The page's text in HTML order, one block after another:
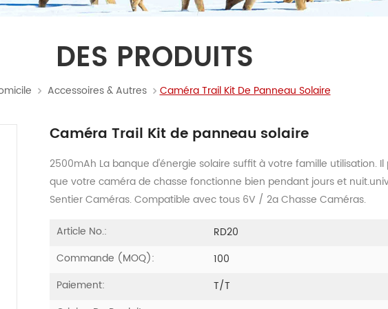
DES PRODUITS
Accessoires & Autres Caméra Trail Kit De Panneau Solaire
Caméra Trail Kit de panneau solaire
2500mAh La banque d'énergie solaire suffit à votre famille utilisation.
que votre caméra de chasse fonctionne bien pendant jours et
Sentier Caméras. Compatible avec tous 6V / 2a Chasse Caméras.
Article No.:
RD20
Commande (MOQ):
100
Paiement:
T/T